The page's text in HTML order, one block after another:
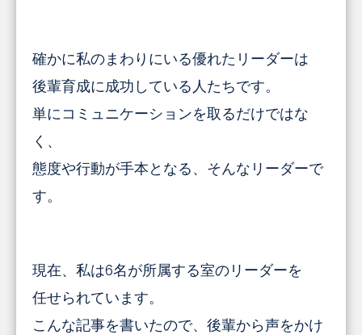
確かに私のまわりにいる優れたリーダーは
後輩育成に成功している人たちです。
単にコミュニケーションを取るだけではな
く、
態度や行動が手本となる、そんなリーダーで
す。
現在、私は6名が所属する室のリーダーを
任せられています。
こんな記事を書いたので、後輩から声をかけ